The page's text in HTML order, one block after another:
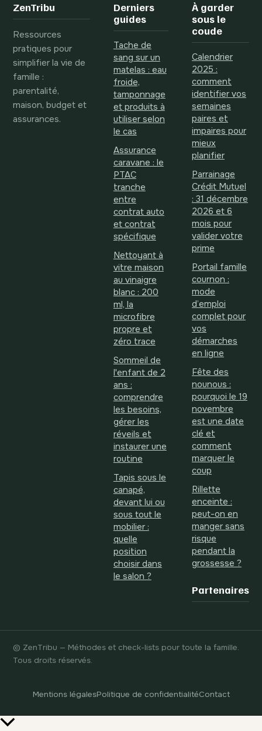
ZenTribu
Ressources
pratiques pour
simplifier la vie de
famille :
parentalité,
maison, budget et
assurances.
Derniers
guides
Tache de
sang sur un
matelas : eau
froide,
tamponnage
et produits à
utiliser selon
le cas
Assurance
caravane : le
PTAC
tranche
entre
contrat auto
et contrat
spécifique
Nettoyant à
vitre maison
au vinaigre
blanc : 200
ml, la
microfibre
propre et
zéro trace
Sommeil de
l'enfant de 2
ans :
comprendre
les besoins,
gérer les
réveils et
instaurer une
routine
Tapis sous le
canapé,
devant lui ou
sous tout le
mobilier :
quelle
position
choisir dans
le salon ?
À garder
sous le
coude
Calendrier
2025 :
comment
identifier vos
semaines
paires et
impaires pour
mieux
planifier
Parrainage
Crédit Mutuel
: 31 décembre
2026 et 6
mois pour
valider votre
prime
Portail famille
cournon :
mode
d’emploi
complet pour
vos
démarches
en ligne
Fête des
nounous :
pourquoi le 19
novembre
est une date
clé et
comment
marquer le
coup
Rillette
enceinte :
peut-on en
manger sans
risque
pendant la
grossesse ?
Partenaires
© ZenTribu — Méthodes et check-lists pour toute la famille.
Tous droits réservés.
Mentions légalesPolitique de confidentialitéContact